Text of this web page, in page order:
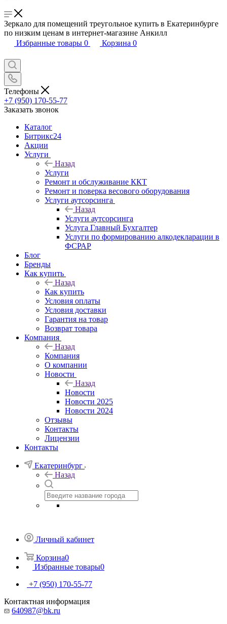
Зеркало для помещений треугольное купить в Екатеринбурге
по низким ценам в интернет-магазине Анкилл
Избранные товары 0 Корзина 0
Телефоны
+7 (950) 170-55-77
Заказать звонок
Каталог
Битрикс24
Акции
Услуги
Назад
Услуги
Ремонт и обслуживание ККТ
Ремонт и поверка весового оборудования
Услуги аутсорсинга
Назад
Услуги аутсорсинга
Услуга Главный Бухгалтер
Услуги по формированию алкодекларации в
ФСРАР
Блог
Бренды
Как купить
Назад
Как купить
Условия оплаты
Условия доставки
Гарантия на товар
Возврат товара
Компания
Назад
Компания
О компании
Новости
Назад
Новости
Новости 2025
Новости 2024
Отзывы
Контакты
Лицензии
Контакты
Екатеринбург
Назад
Личный кабинет
Корзина0
Избранные товары0
+7 (950) 170-55-77
Контактная информация
640987@bk.ru